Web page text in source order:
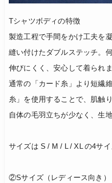
Tシャツボディの特徴
製造工程で手間をかけ工夫を
縫い付けたダブルステッチ。
伸びにくく、安心して着られま
通常の「カード糸」より短繊
糸」を使用することで、肌触
自体の毛羽立ちが少なく、生
サイズは S / M / L / XL の4サイ
②Sサイズ（レディース向き）